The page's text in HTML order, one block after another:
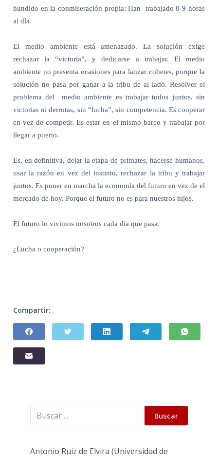
hundido en la conmiseración propia: Han
trabajado 8-9 horas
al día.
El medio ambiente está amenazado. La solución exige
rechazar la “victoria”, y dedicarse a trabajar. El medio
ambiente no presenta ocasiones para lanzar cohetes, porque la
solución no pasa por ganar a la tribu de al lado. Resolver el
problema del
medio ambiente es trabajar todos juntos, sin
victorias ni derrotas, sin “lucha”, sin competencia. Es cooperar
en vez de competir. Es estar en el mismo barco y trabajar por
llegar a puerto.
Es, en definitiva, dejar la etapa de primates, hacerse humanos,
usar la razón en vez del instinto, rechazar la tribu y trabajar
juntos. Es poner en marcha la economía del futuro en vez de el
mercado de hoy. Porque el futuro no es para nuestros hijos.
El futuro lo vivimos nosotros cada día que pasa.
¿Lucha o cooperación?
Compartir:
Buscar Buscar
Antonio Ruiz de Elvira (Universidad de